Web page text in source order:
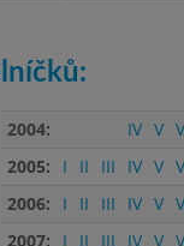
2004: IV V
2005:
I II III IV V
2006:
I II III IV V
2007:
I II III IV V